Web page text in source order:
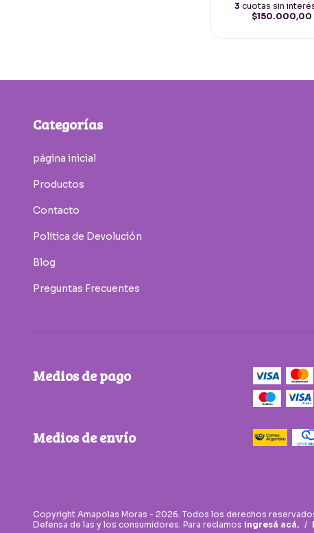
3 cuotas sin
$150.000,00
Categorías
página inicial
Productos
Contacto
Política de Devolución
Blog
Preguntas Frecuentes
Medios de pago
Medios de envío
Copyright Amapolas Moras - 2026. Todos los derechos
Defensa de las y los consumidores. Para reclamos ingresá acá. /